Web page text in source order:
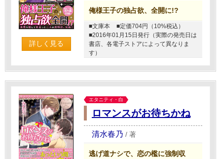
詳しく見る
俺様王子の独占欲、全開に!?
■文庫本
■定価704円（10%税込）
■2016年01月15日発行（実際の発売日は
書店、各電子ストアによって異なりま
す）
エタニティ・白
ロマンスがお待ちかね
清水春乃 / 著
逃げ道ナシで、恋の檻に強制収